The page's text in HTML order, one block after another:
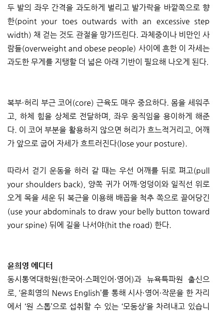
두 발의 좌우 간격을 과도하게 벌리고 발가락을 바깥쪽으로 향
한(point your toes outwards with an excessive step
width) 채 걷는 것도 관절을 망가뜨린다. 과체중이나 비만인 사
람들(overweight and obese people) 사이에 흔한 이 자세는
과도한 무게를 지탱할 더 넓은 아래 기반이 필요해 나오게 된다.
복부·허리 부근 코어(core) 근육도 매우 중요하다. 몸을 세워주
고, 하체 힘을 상체로 전달하며, 좌우 움직임을 용이하게 해준
다. 이 코어 부분을 활용하지 않으면 허리가 흐느적거리고, 어깨
가 앞으로 굽어 자세가 흐트러진다(lose your posture).
따라서 걷기 운동을 하러 갈 때는 우선 어깨를 뒤로 펴고(pull
your shoulders back), 양쪽 귀가 어깨·엉덩이와 일직선 위로
오게 목을 세운 뒤 복근을 이용해 배꼽을 척추 쪽으로 끌어당긴
(use your abdominals to draw your belly button toward
your spine) 뒤에 길을 나서야(hit the road) 한다.
윤희영 에디터
동시통역대학원(한국어·스페인어·영어)과 뉴욕특파원 출신으
로, ‘윤희영의 News English’를 통해 시사·영어·작문을 한 자리
에서 ‘원 스톱’으로 섭취할 수 있는 ‘모둠상’을 차려내고 있습니